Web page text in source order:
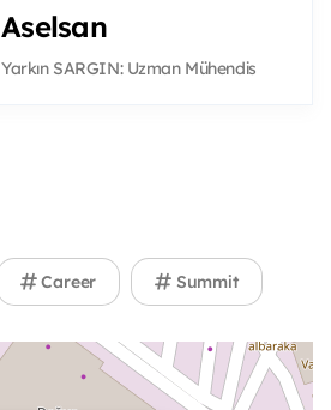
Aselsan
Yarkın SARGIN: Uzman Mühendis
Career Summit